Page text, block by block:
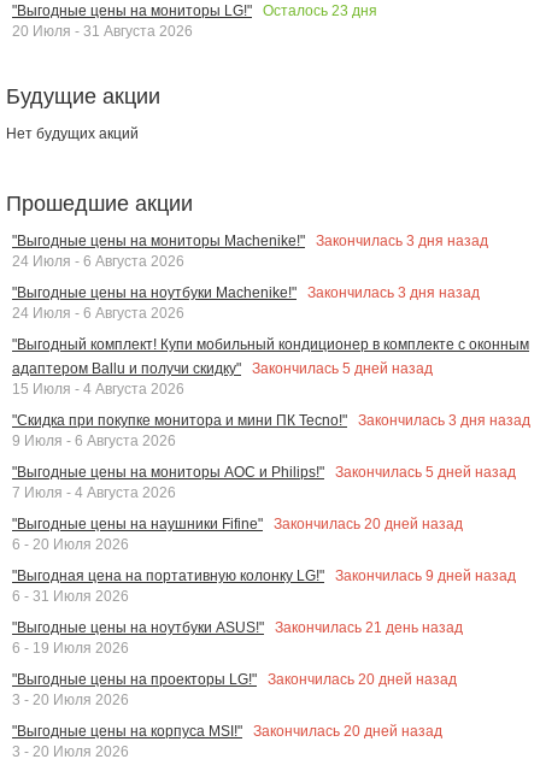
"Выгодные цены на мониторы LG!"
Осталось 23 дня
20 Июля - 31 Августа 2026
Будущие акции
Нет будущих акций
Прошедшие акции
"Выгодные цены на мониторы Machenike!" Закончилась 3 дня назад
24 Июля - 6 Августа 2026
"Выгодные цены на ноутбуки Machenike!"
Закончилась 3 дня назад
24 Июля - 6 Августа 2026
"Выгодный комплект! Купи мобильный кондиционер в комплекте с оконным
адаптером Ballu и получи скидку"
Закончилась 5 дней назад
15 Июля - 4 Августа 2026
"Скидка при покупке монитора и мини ПК Tecno!"
Закончилась 3 дня назад
9 Июля - 6 Августа 2026
"Выгодные цены на мониторы AOC и Philips!"
Закончилась 5 дней назад
7 Июля - 4 Августа 2026
"Выгодные цены на наушники Fifine"
Закончилась 20 дней назад
6 - 20 Июля 2026
"Выгодная цена на портативную колонку LG!"
Закончилась 9 дней назад
6 - 31 Июля 2026
"Выгодные цены на ноутбуки ASUS!"
Закончилась 21 день назад
6 - 19 Июля 2026
"Выгодные цены на проекторы LG!"
Закончилась 20 дней назад
3 - 20 Июля 2026
"Выгодные цены на корпуса MSI!"
Закончилась 20 дней назад
3 - 20 Июля 2026